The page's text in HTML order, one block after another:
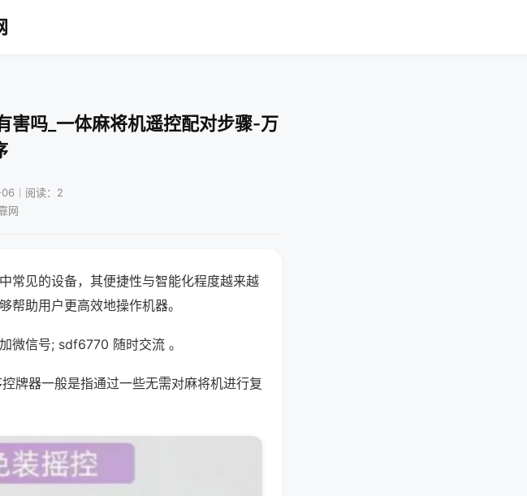
害吗_一体麻将机遥控配对步骤-万
｜阅读：2
网
常见的设备，其便捷性与智能化程度越来越
帮助用户更高效地操作机器。
微信号; sdf6770 随时交流 。
牌器一般是指通过一些无需对麻将机进行复